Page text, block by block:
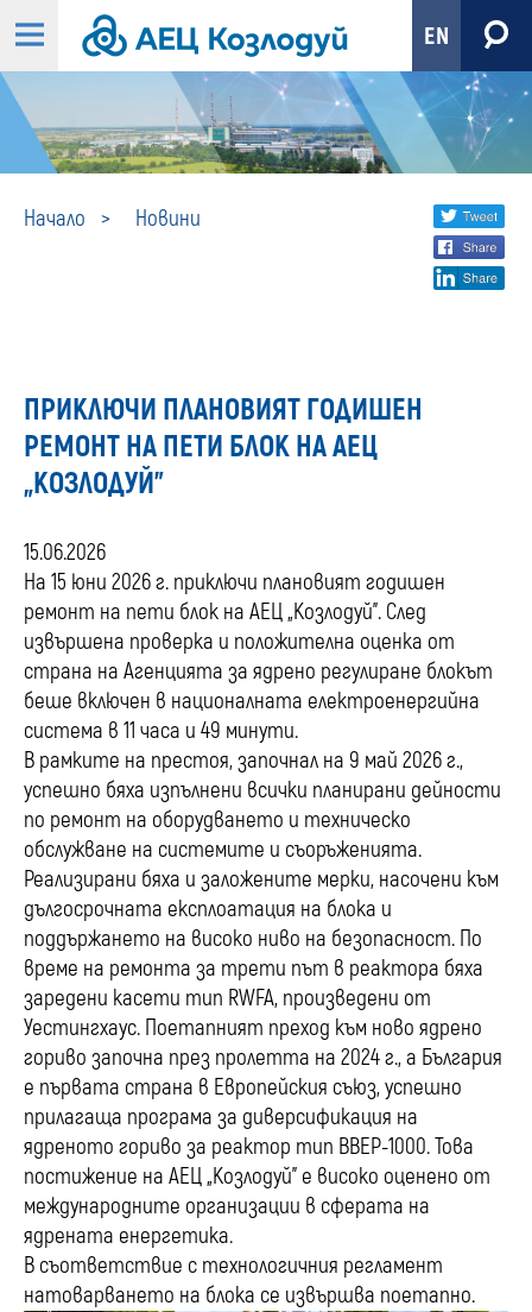
EN
Начало Новини
Share
social
ПРИКЛЮЧИ ПЛАНОВИЯТ ГОДИШЕН
РЕМОНТ НА ПЕТИ БЛОК НА АЕЦ
„КОЗЛОДУЙ”
15.06.2026
На 15 юни 2026 г. приключи плановият годишен
ремонт на пети блок на АЕЦ „Козлодуй”. След
извършена проверка и положителна оценка от
страна на Агенцията за ядрено регулиране блокът
беше включен в националната електроенергийна
система в 11 часа и 49 минути.
В рамките на престоя, започнал на 9 май 2026 г.,
успешно бяха изпълнени всички планирани дейности
по ремонт на оборудването и техническо
обслужване на системите и съоръженията.
Реализирани бяха и заложените мерки, насочени към
дългосрочната експлоатация на блока и
поддържането на високо ниво на безопасност. По
време на ремонта за трети път в реактора бяха
заредени касети тип RWFA, произведени от
Уестингхаус. Поетапният преход към ново ядрено
гориво започна през пролетта на 2024 г., а България
е първата страна в Европейския съюз, успешно
прилагаща програма за диверсификация на
ядреното гориво за реактор тип ВВЕР-1000. Това
постижение на АЕЦ „Козлодуй” е високо оценено от
международните организации в сферата на
ядрената енергетика.
В съответствие с технологичния регламент
натоварването на блока се извършва поетапно.